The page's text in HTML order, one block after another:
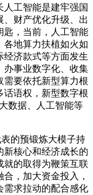
人工智能是建牢强国
财产优化升级、出
匙，当前，人工智能
各地算力扶植如火如
经济款式等方面发生
办事业数字化、收集
需要依托新型算力根
话语权，新型数字根
数据、人工智能等
的预锻炼大模子持
新核心和经济成长的
就的取得为鞭策互联
，加大资金投入，
需求拉动的配合感化